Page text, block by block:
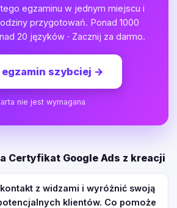
egzaminu w jednym miejscu i
przygotowań. Ponad 1000
20 języków · Zacznij za darmo.
egzamin szybciej →
nie jest wymagana
Certyfikat Google Ads z kreacji
z widzami i wyróżnić swoją
klientów. Co pomoże